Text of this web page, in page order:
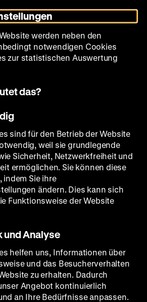
Museum
für Kinder auf Arabisch
2024, 16.00-18.00 Uhr
werden neben den
notwendigen Cookies
zur statistischen Auswertung
das?
sind für den Betrieb der Website
weil sie grundlegende
Sicherheit, Netzwerkfreiheit und
ermöglichen. Sie können diese
indem Sie ihre
ändern. Dies kann sich
Funktionsweise der Website
und Analyse
helfen uns, Informationen über
und das Besucherverhalten
zu erhalten. Dadurch
Angebot kontinuierlich
an Ihre Bedürfnisse anpassen.